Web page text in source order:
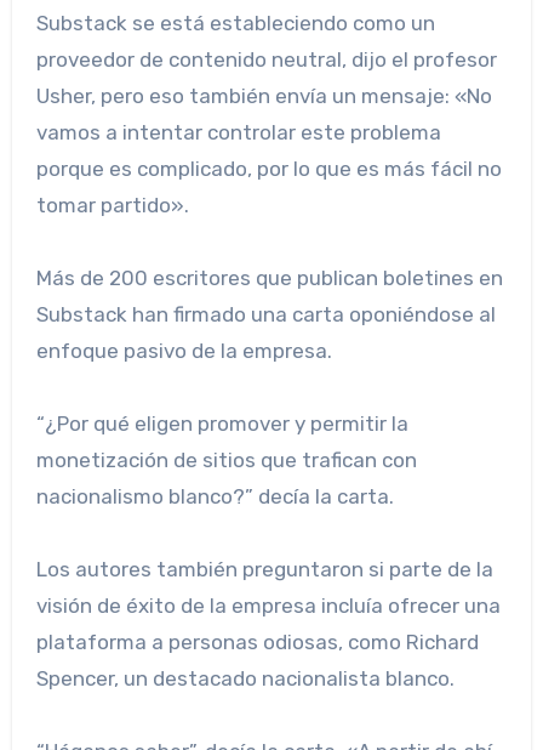
Substack se está estableciendo como un
proveedor de contenido neutral, dijo el profesor
Usher, pero eso también envía un mensaje: «No
vamos a intentar controlar este problema
porque es complicado, por lo que es más fácil no
tomar partido».
Más de 200 escritores que publican boletines en
Substack han firmado una carta oponiéndose al
enfoque pasivo de la empresa.
“¿Por qué eligen promover y permitir la
monetización de sitios que trafican con
nacionalismo blanco?” decía la carta.
Los autores también preguntaron si parte de la
visión de éxito de la empresa incluía ofrecer una
plataforma a personas odiosas, como Richard
Spencer, un destacado nacionalista blanco.